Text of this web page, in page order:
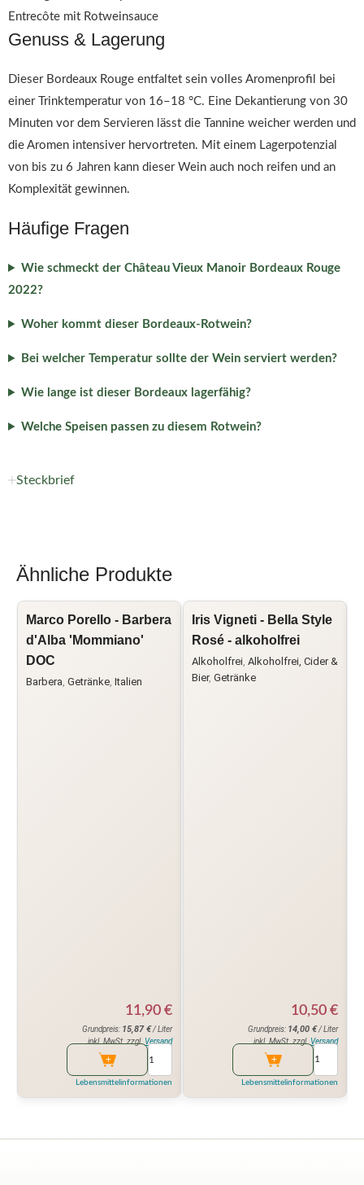
Entrecôte mit Rotweinsauce
Genuss & Lagerung
Dieser Bordeaux Rouge entfaltet sein volles Aromenprofil bei
einer Trinktemperatur von 16–18 °C. Eine Dekantierung von 30
Minuten vor dem Servieren lässt die Tannine weicher werden und
die Aromen intensiver hervortreten. Mit einem Lagerpotenzial
von bis zu 6 Jahren kann dieser Wein auch noch reifen und an
Komplexität gewinnen.
Häufige Fragen
Wie schmeckt der Château Vieux Manoir Bordeaux Rouge
2022?
Woher kommt dieser Bordeaux-Rotwein?
Bei welcher Temperatur sollte der Wein serviert werden?
Wie lange ist dieser Bordeaux lagerfähig?
Welche Speisen passen zu diesem Rotwein?
Steckbrief
Ähnliche Produkte
Marco Porello - Barbera
d'Alba 'Mommiano'
DOC
Barbera, Getränke, Italien
11,90 €
Grundpreis: 15,87€/ Liter
inkl. MwSt. zzgl. Versand
Lebensmittelinformationen
Iris Vigneti - Bella Style
Rosé - alkoholfrei
Alkoholfrei, Alkoholfrei, Cider &
Bier, Getränke
10,50 €
Grundpreis: 14,00 €/ Liter
inkl. MwSt. zzgl. Versand
Lebensmittelinformationen